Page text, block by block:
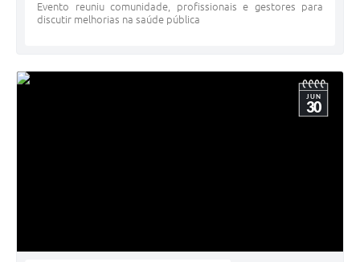
Evento reuniu comunidade, profissionais e gestores para
discutir melhorias na saúde pública
JUN
30